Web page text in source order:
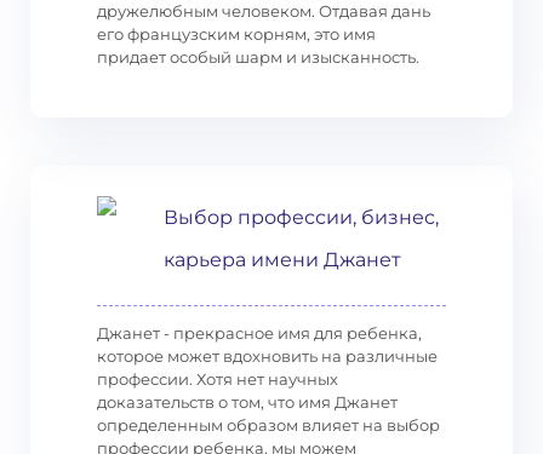
дружелюбным человеком. Отдавая дань
его французским корням, это имя
придает особый шарм и изысканность.
Выбор профессии, бизнес,
карьера имени Джанет
Джанет - прекрасное имя для ребенка,
которое может вдохновить на различные
профессии. Хотя нет научных
доказательств о том, что имя Джанет
определенным образом влияет на выбор
профессии ребенка, мы можем